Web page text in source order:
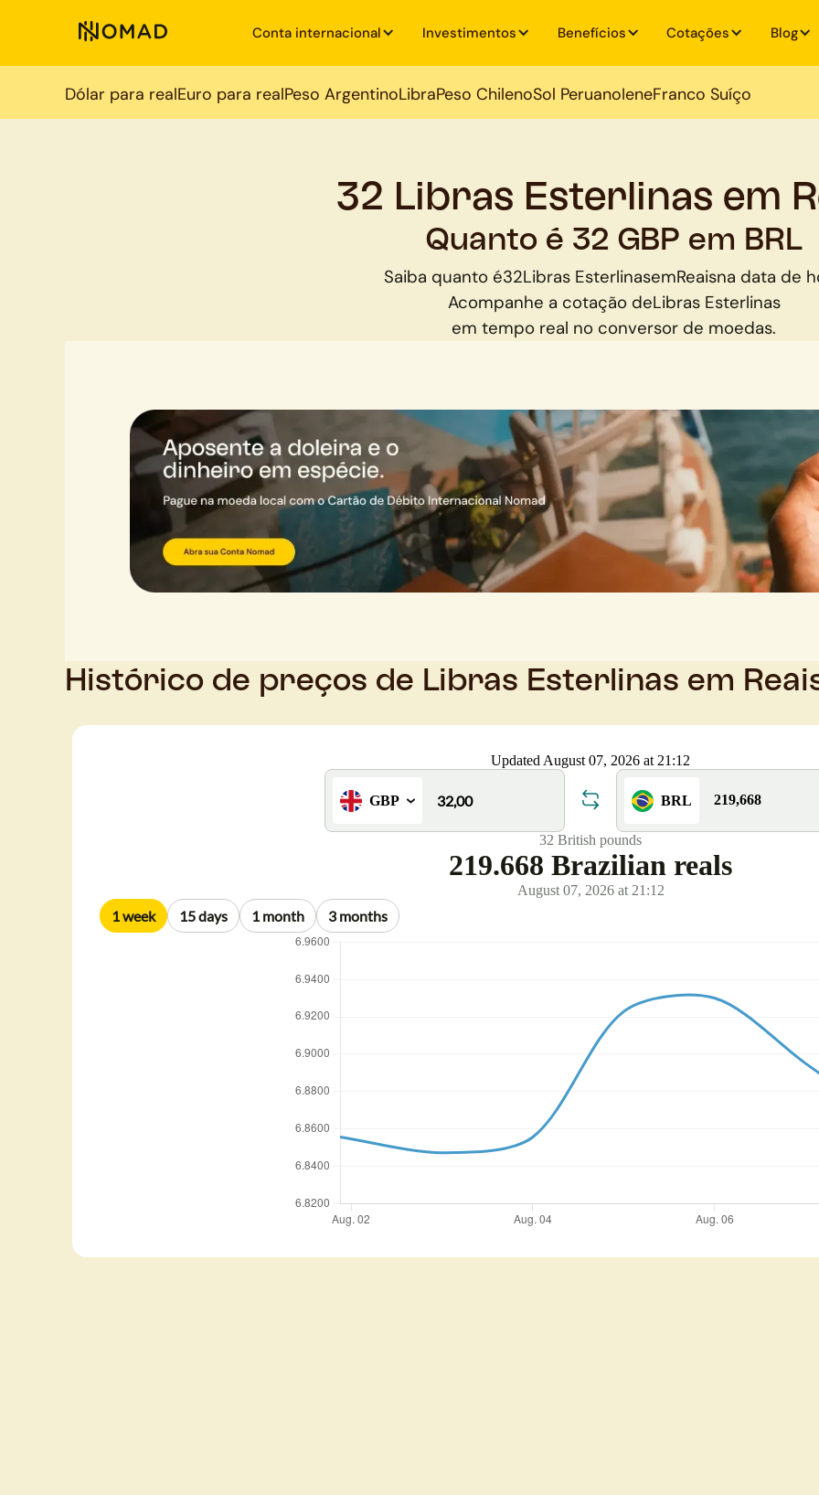
Conta internacional Investimentos Benefícios Cotações Blog
Dólar para realEuro para realPeso ArgentinoLibraPeso ChilenoSol PeruanoIeneFranco Suíço
32 Libras Esterlinas em
Quanto é 32 GBP em BRL
Saiba quanto é32Libras EsterlinasemReaisna data de
Acompanhe a cotação deLibras Esterlinas
em tempo real no conversor de moedas.
Histórico de preços de Libras Esterlinas em